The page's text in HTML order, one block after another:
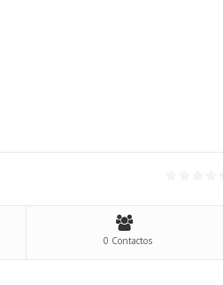
0 Contactos